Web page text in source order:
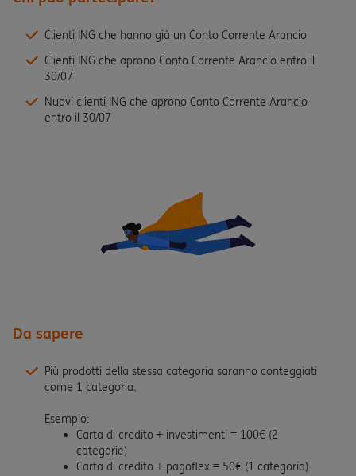
Clienti ING che hanno già un Conto Corrente Arancio
Clienti ING che aprono Conto Corrente Arancio entro il
30/07
Nuovi clienti ING che aprono Conto Corrente Arancio
entro il 30/07
Da sapere
Più prodotti della stessa categoria saranno conteggiati
come 1 categoria.
Esempio:
Carta di credito + investimenti = 100€ (2
categorie)
Carta di credito + pagoflex = 50€ (1 categoria)